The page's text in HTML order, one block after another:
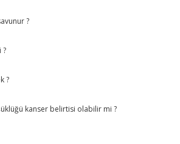
?
?
?
kanser belirtisi olabilir mi ?